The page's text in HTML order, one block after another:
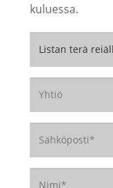
kuluessa.